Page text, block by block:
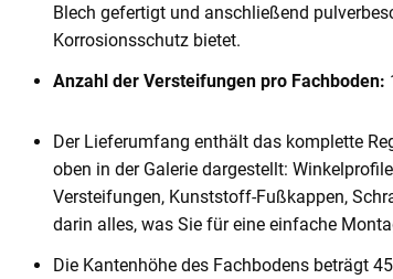
Blech gefertigt und anschließend
Korrosionsschutz bietet.
Anzahl der Versteifungen pro Fachboden:
Der Lieferumfang enthält das komplette
oben in der Galerie dargestellt:
Versteifungen, Kunststoff-Fußkappen,
darin alles, was Sie für eine einfache
Die Kantenhöhe des Fachbodens beträgt